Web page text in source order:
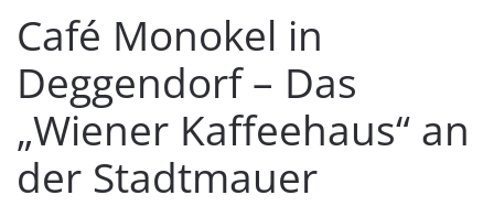
Café Monokel in
Deggendorf – Das
„Wiener Kaffeehaus“ an
der Stadtmauer